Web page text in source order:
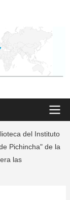
del Instituto
Pichincha" de la
las